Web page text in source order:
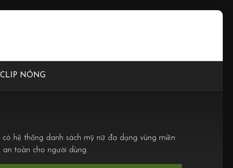
CLIP NÓNG
hệ thống danh sách mỹ nữ đa dạng vùng miền
toàn cho người dùng.